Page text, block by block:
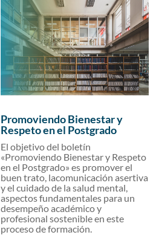
Promoviendo Bienestar y
Respeto en el Postgrado
El objetivo del boletín
«Promoviendo Bienestar y Respeto
en el Postgrado» es promover el
buen trato, lacomunicación asertiva
y el cuidado de la salud mental,
aspectos fundamentales para un
desempeño académico y
profesional sostenible en este
proceso de formación.